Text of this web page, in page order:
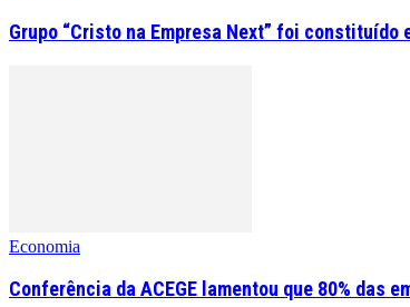
Grupo “Cristo na Empresa Next” foi constituído
Economia
Conferência da ACEGE lamentou que 80% das